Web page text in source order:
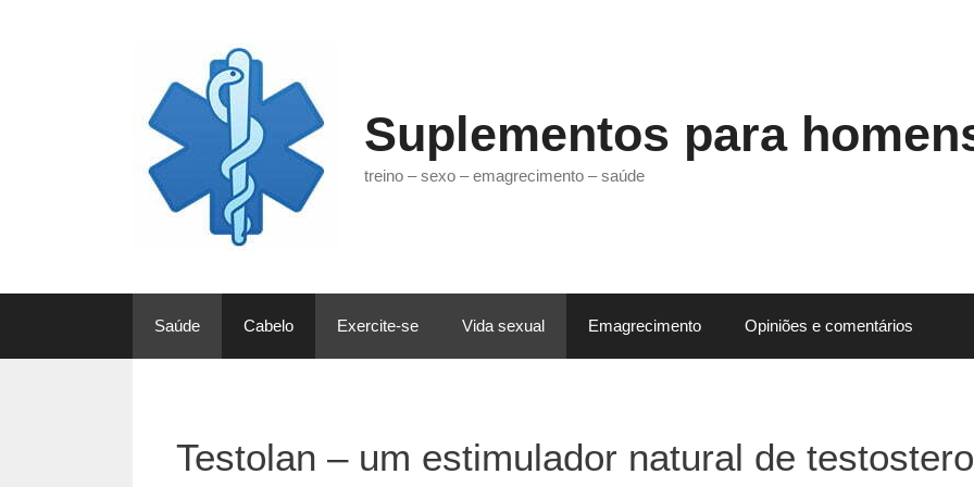
Suplementos para
treino – sexo – emagrecimento – saúde
Saúde Cabelo Exercite-se Vida sexual Emagrecimento Opiniões e comentários
Testolan – um estimulador natural de